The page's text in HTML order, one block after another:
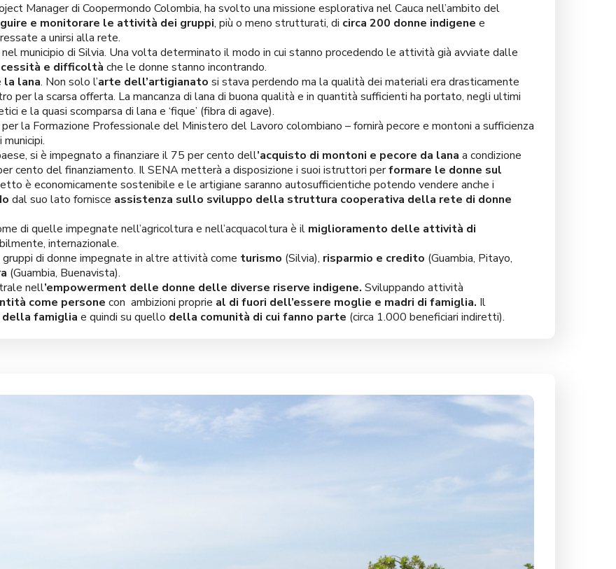
Manager di Coopermondo Colombia, ha svolto una missione esplorativa nel Cauca nell’ambito del
e monitorare le attività dei gruppi, più o meno strutturati, di circa 200 donne indigene e
a unirsi alla rete.
municipio di Silvia. Una volta determinato il modo in cui stanno procedendo le attività già avviate dalle
e difficoltà che le donne stanno incontrando.
la lana. Non solo l’arte dell’artigianato si stava perdendo ma la qualità dei materiali era drasticamente
per la scarsa offerta. La mancanza di lana di buona qualità e in quantità sufficienti ha portato, negli ultimi
e la quasi scomparsa di lana e ‘fique’ (fibra di agave).
la Formazione Professionale del Ministero del Lavoro colombiano – fornirà pecore e montoni a sufficienza
si è impegnato a finanziare il 75 per cento dell’acquisto di montoni e pecore da lana a condizione
cento del finanziamento. Il SENA metterà a disposizione i suoi istruttori performare le donne sul
è economicamente sostenibile e le artigiane saranno autosufficientiche potendo vendere anche i
dal suo lato fornisce assistenza sullo sviluppo della struttura cooperativa della rete di donne
di quelle impegnate nell’agricoltura e nell’acquacoltura è il miglioramento delle attività di
internazionale.
di donne impegnate in altre attività come turismo (Silvia), risparmio e credito (Guambia, Pitayo,
(Guambia, Buenavista).
nell’empowerment delle donne delle diverse riserve indigene. Sviluppando attività
come persone con ambizioni proprie al di fuori dell’essere moglie e madri di famiglia. Il
famiglia e quindi su quello della comunità di cui fanno parte (circa 1.000 beneficiari indiretti).